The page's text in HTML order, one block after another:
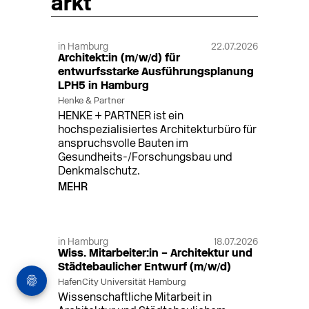
arkt
in Hamburg 22.07.2026
Architekt:in (m/w/d) für
entwurfsstarke Ausführungsplanung
LPH5 in Hamburg
Henke & Partner
HENKE + PARTNER ist ein
hochspezialisiertes Architekturbüro für
anspruchsvolle Bauten im
Gesundheits-/Forschungsbau und
Denkmalschutz.
MEHR
in Hamburg 18.07.2026
Wiss. Mitarbeiter:in – Architektur und
Städtebaulicher Entwurf (m/w/d)
HafenCity Universität Hamburg
Wissenschaftliche Mitarbeit in